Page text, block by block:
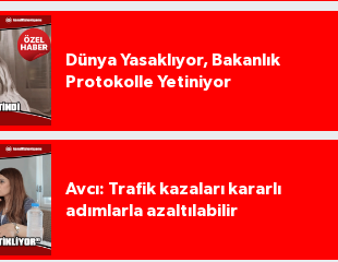
Dünya Yasaklıyor, Bakanlık
Protokolle Yetiniyor
Avcı: Trafik kazaları kararlı
adımlarla azaltılabilir